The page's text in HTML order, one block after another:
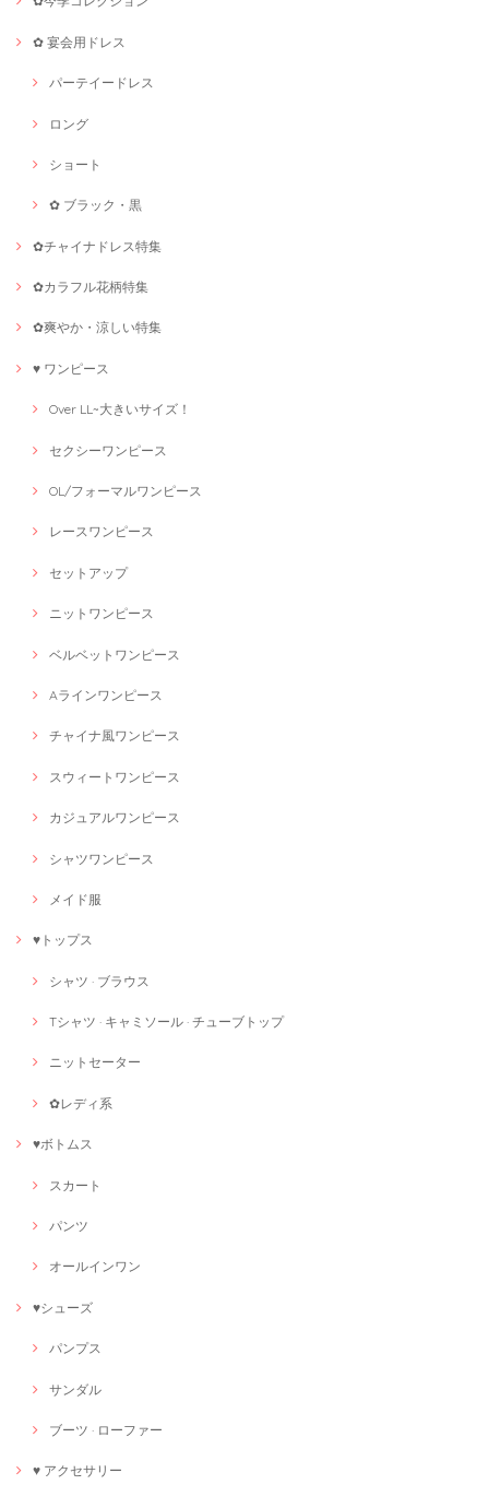
✿ 宴会用ドレス
パーテイードレス
ロング
ショート
✿ ブラック・黒
✿チャイナドレス特集
✿カラフル花柄特集
✿爽やか・涼しい特集
♥ ワンピース
Over LL~大きいサイズ！
セクシーワンピース
OL/フォーマルワンピース
レースワンピース
セットアップ
ニットワンピース
ベルベットワンピース
Aラインワンピース
チャイナ風ワンピース
スウィートワンピース
カジュアルワンピース
シャツワンピース
メイド服
♥トップス
シャツ · ブラウス
Tシャツ · キャミソール · チューブトップ
ニットセーター
✿レディ系
♥ボトムス
スカート
パンツ
オールインワン
♥シューズ
パンプス
サンダル
ブーツ · ローファー
♥ アクセサリー